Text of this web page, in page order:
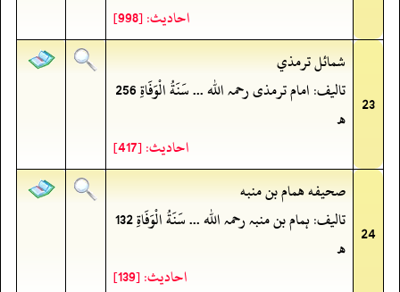
احادیث: [998]
23
شمائل ترمذي
تالیف: امام ترمذی رحمہ اللہ ... سَنَةُ الْوَفَاةِ 256
ھ
احادیث: [417]
24
صحيفه همام بن منبه
تالیف: ہمام بن منبہ رحمہ اللہ ... سَنَةُ الْوَفَاةِ 132
ھ
احادیث: [139]